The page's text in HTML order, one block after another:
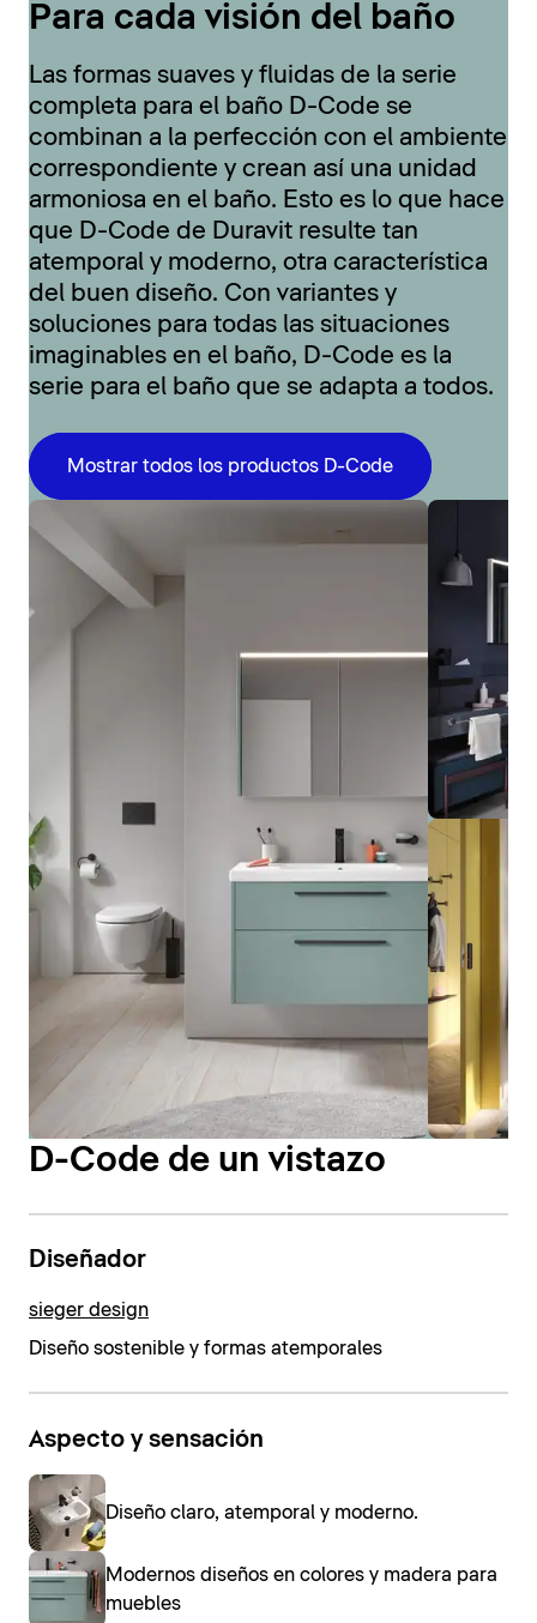
Para cada visión del baño
Las formas suaves y fluidas de la serie
completa para el baño D-Code se
combinan a la perfección con el ambiente
correspondiente y crean así una unidad
armoniosa en el baño. Esto es lo que hace
que D-Code de Duravit resulte tan
atemporal y moderno, otra característica
del buen diseño. Con variantes y
soluciones para todas las situaciones
imaginables en el baño, D-Code es la
serie para el baño que se adapta a todos.
Mostrar todos los productos D-Code
D-Code de un vistazo
Diseñador
sieger design
Diseño sostenible y formas atemporales
Aspecto y sensación
Diseño claro, atemporal y moderno.
Modernos diseños en colores y madera para
muebles